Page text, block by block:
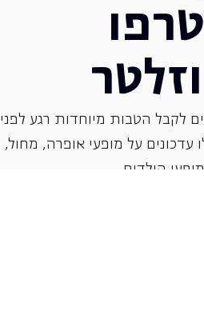
לקבל הטבות מיוחדות רגע לפני
עדכונים על מופעי אופרה, ‏מחול,
הילדים.